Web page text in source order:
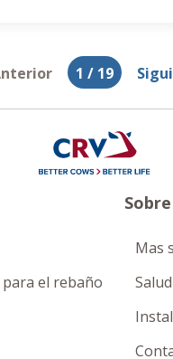
1 / 19
el rebaño
Mas